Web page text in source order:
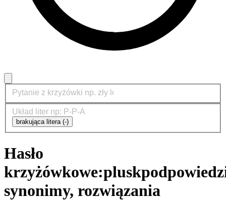
brakująca litera (-)
Hasło
krzyżówkowe:plusk
synonimy, rozwiązania